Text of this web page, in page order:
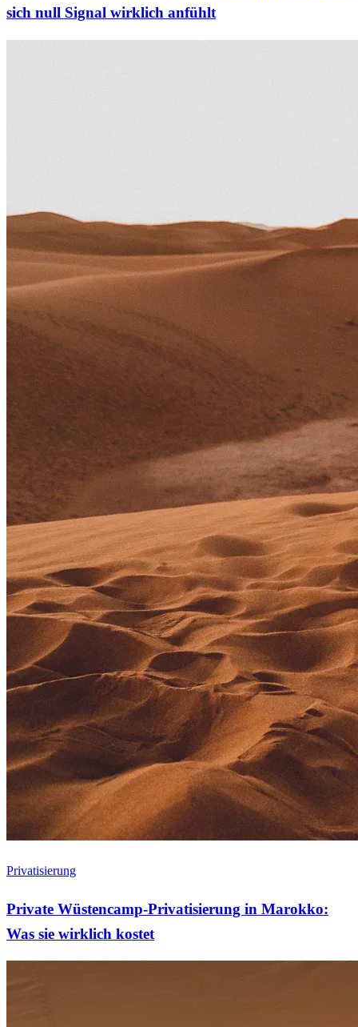
sich null Signal wirklich anfühlt
Privatisierung
Private Wüstencamp-Privatisierung in Marokko:
Was sie wirklich kostet